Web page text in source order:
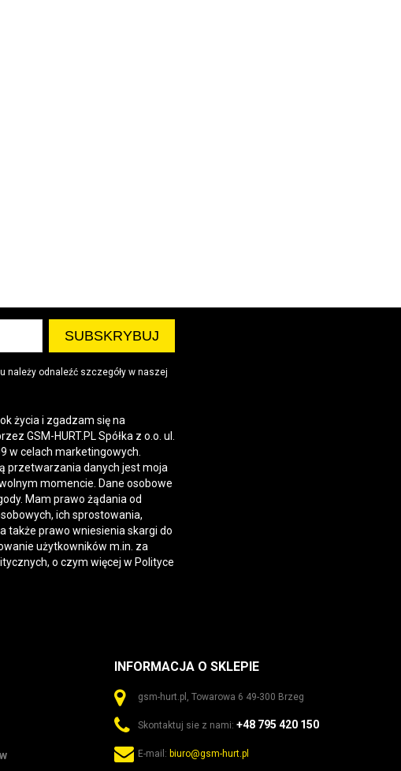
należy odnaleźć szczegóły w naszej
życia i zgadzam się na
GSM-HURT.PL Spółka z o.o. ul.
w celach marketingowych.
przetwarzania danych jest moja
momencie. Dane osobowe
Mam prawo żądania od
ich sprostowania,
także prawo wniesienia skargi do
użytkowników m.in. za
o czym więcej w Polityce
INFORMACJA O SKLEPIE
gsm-hurt.pl, Towarowa 6 49-300 Brzeg
Skontaktuj sie z nami: +48 795 420 150
E-mail: biuro@gsm-hurt.pl